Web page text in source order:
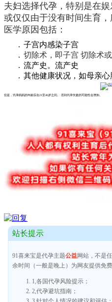
夫妇选择代孕 ，特别是在
或仅仅由于没有时间生育
医学原因包括：
子宫内感染子宫
切除术，即子宫 切除术或
流产史。流产史
其他健康状况，如母亲
但是，代孕妈妈的年龄应在21至40岁之间。 否则代孕失败的可能性会增加。
站长提示
91喜来宝是代孕主题公益网站，不是
余时间（一般是晚上）为网友提供免费
1,各国代孕风险提示；
2,代孕避坑指南；